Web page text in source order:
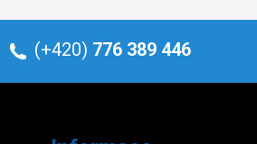
(+420) 776 389 446